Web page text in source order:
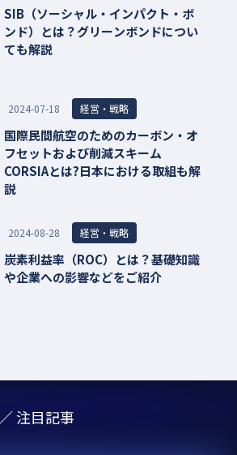
SIB（ソーシャル・インパクト・ボ
ンド）とは？グリーンボンドについ
ても解説
2024-07-18 経営・戦略
国際⺠間航空のためのカーボン・オ
フセットおよび削減スキーム
CORSIAとは?日本における取組も解
説
2024-08-28 経営・戦略
炭素利益率（ROC）とは？基礎知識
や企業への影響などをご紹介
／ 注目記事